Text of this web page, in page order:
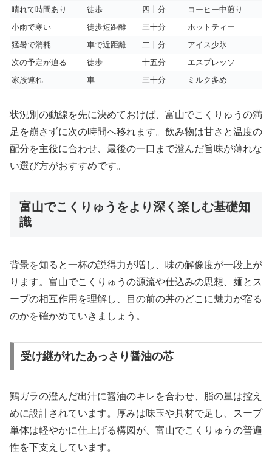
晴れて時間あり
徒歩 四十分
コーヒー中煎り
小雨で寒い
徒歩短距離 三十分
ホットティー
猛暑で消耗
車で近距離 二十分
アイス少氷
次の予定が迫る
徒歩 十五分
エスプレッソ
家族連れ
車 三十分 ミルク多め
状況別の動線を先に決めておけば、富山でこくりゅうの満
足を崩さずに次の時間へ移れます。飲み物は甘さと温度の
配分を主役に合わせ、最後の一口まで澄んだ旨味が薄れな
い選び方がおすすめです。
富山でこくりゅうをより深く楽しむ基礎知
識
背景を知ると一杯の説得力が増し、味の解像度が一段上が
ります。富山でこくりゅうの源流や仕込みの思想、麺とス
ープの相互作用を理解し、目の前の丼のどこに魅力が宿る
のかを確かめていきましょう。
受け継がれたあっさり醤油の芯
鶏ガラの澄んだ出汁に醤油のキレを合わせ、脂の量は控え
めに設計されています。厚みは味玉や具材で足し、スープ
単体は軽やかに仕上げる構図が、富山でこくりゅうの普遍
性を下支えしています。